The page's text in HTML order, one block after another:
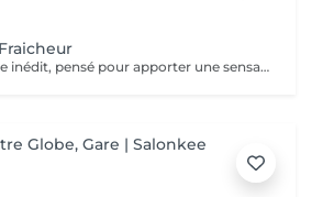
Un rituel de bien-être inédit, pensé pour apporter une sensation de fraîcheur, soulager le tensions et offrir un véritable moment de détente. Laissez vous surprendre par cette approche unique.